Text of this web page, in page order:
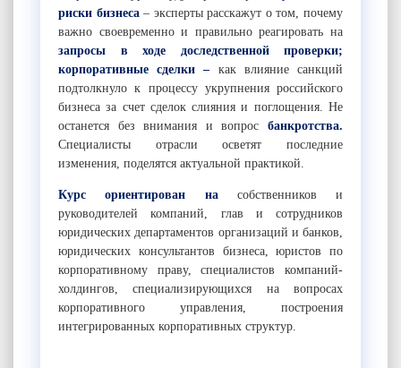
риски бизнеса – эксперты расскажут о том, почему
важно своевременно и правильно реагировать на
запросы в ходе доследственной проверки;
корпоративные сделки – как влияние санкций
подтолкнуло к процессу укрупнения российского
бизнеса за счет сделок слияния и поглощения. Не
останется без внимания и вопрос банкротства.
Специалисты отрасли осветят последние
изменения, поделятся актуальной практикой.
Курс ориентирован на
собственников и
руководителей компаний, глав и сотрудников
юридических департаментов организаций и банков,
юридических консультантов бизнеса, юристов по
корпоративному праву, специалистов компаний-
холдингов, специализирующихся на вопросах
корпоративного управления, построения
интегрированных корпоративных структур.